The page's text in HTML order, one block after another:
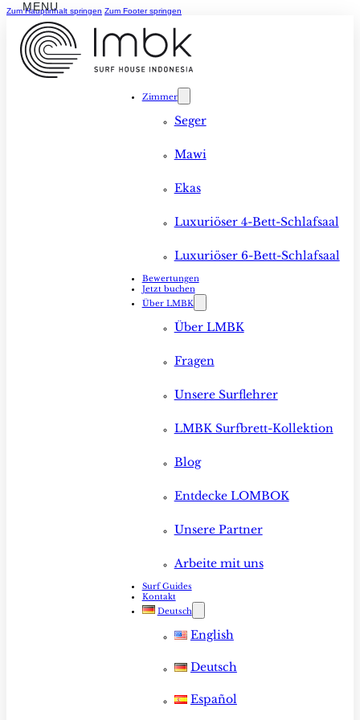
Zum Hauptinhalt springen Zum Footer springen
Zimmer
Seger
Mawi
Ekas
Luxuriöser 4-Bett-Schlafsaal
Luxuriöser 6-Bett-Schlafsaal
Bewertungen
Jetzt buchen
Über LMBK
Über LMBK
Fragen
Unsere Surflehrer
LMBK Surfbrett-Kollektion
Blog
Entdecke LOMBOK
Unsere Partner
Arbeite mit uns
Surf Guides
Kontakt
Deutsch
English
Deutsch
Español